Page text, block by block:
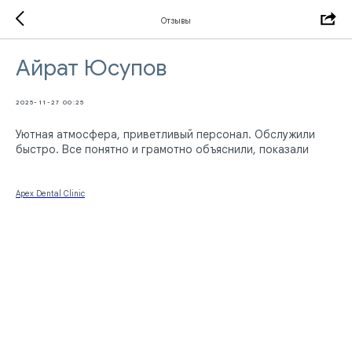
Отзывы
Айрат Юсупов
2025-11-27 00:25
Уютная атмосфера, приветливый персонал. Обслужили
быстро. Все понятно и грамотно объяснили, показали
Apex Dental Clinic